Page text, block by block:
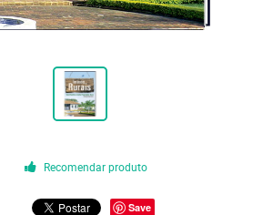
Recomendar produto
Save